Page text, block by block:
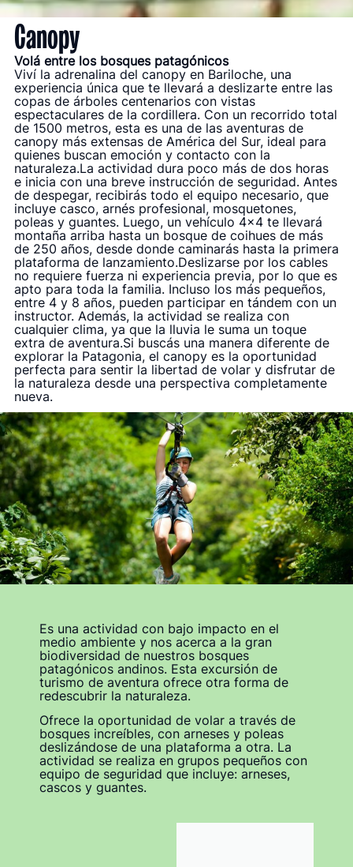
Canopy
Volá entre los bosques patagónicos
Viví la adrenalina del canopy en Bariloche, una
experiencia única que te llevará a deslizarte entre las
copas de árboles centenarios con vistas
espectaculares de la cordillera. Con un recorrido total
de 1500 metros, esta es una de las aventuras de
canopy más extensas de América del Sur, ideal para
quienes buscan emoción y contacto con la
naturaleza.La actividad dura poco más de dos horas
e inicia con una breve instrucción de seguridad. Antes
de despegar, recibirás todo el equipo necesario, que
incluye casco, arnés profesional, mosquetones,
poleas y guantes. Luego, un vehículo 4×4 te llevará
montaña arriba hasta un bosque de coihues de más
de 250 años, desde donde caminarás hasta la primera
plataforma de lanzamiento.Deslizarse por los cables
no requiere fuerza ni experiencia previa, por lo que es
apto para toda la familia. Incluso los más pequeños,
entre 4 y 8 años, pueden participar en tándem con un
instructor. Además, la actividad se realiza con
cualquier clima, ya que la lluvia le suma un toque
extra de aventura.Si buscás una manera diferente de
explorar la Patagonia, el canopy es la oportunidad
perfecta para sentir la libertad de volar y disfrutar de
la naturaleza desde una perspectiva completamente
nueva.
Es una actividad con bajo impacto en el
medio ambiente y nos acerca a la gran
biodiversidad de nuestros bosques
patagónicos andinos. Esta excursión de
turismo de aventura ofrece otra forma de
redescubrir la naturaleza.
Ofrece la oportunidad de volar a través de
bosques increíbles, con arneses y poleas
deslizándose de una plataforma a otra. La
actividad se realiza en grupos pequeños con
equipo de seguridad que incluye: arneses,
cascos y guantes.